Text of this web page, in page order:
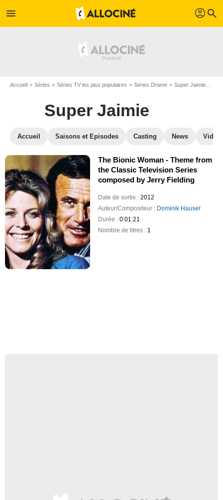
menu profil search
Accueil Séries Séries TV les plus populaires Séries Drame Super Jaimie
Super Jaimie
Accueil Saisons et Episodes Casting News
The Bionic Woman - Theme from
the Classic Television Series
composed by Jerry Fielding
Date de sortie :2012
Auteur/Compositeur : Dominik Hauser
Durée :0:01:21
Nombre de titres : 1